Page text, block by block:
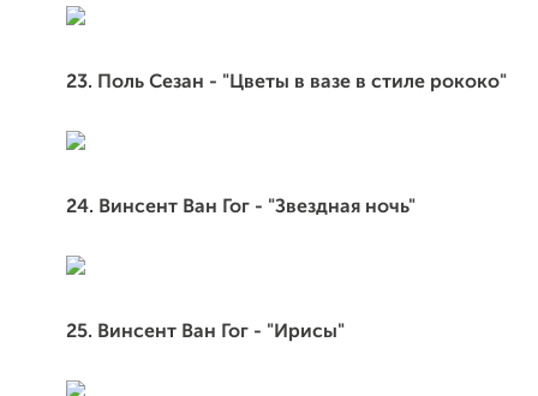
23. Поль Сезан - "Цветы в вазе в стиле рококо"
24. Винсент Ван Гог - "Звездная ночь"
25. Винсент Ван Гог - "Ирисы"